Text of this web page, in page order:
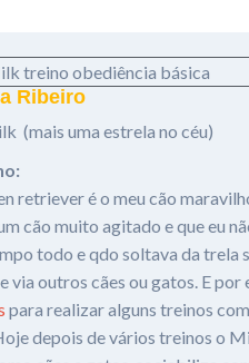
Ribeiro
(mais uma estrela no céu)
retriever é o meu cão
cão muito agitado e que eu
todo e qdo soltava da trela
via outros cães ou gatos. E
para realizar alguns treinos
depois de vários treinos o